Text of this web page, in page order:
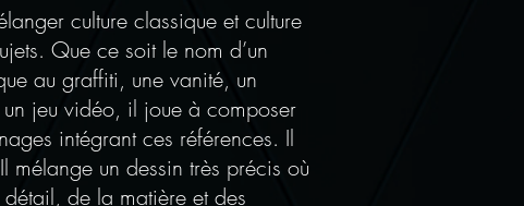
culture classique et culture
Que ce soit le nom d’un
au graffiti, une vanité, un
jeu vidéo, il joue à composer
intégrant ces références. Il
mélange un dessin très précis où
de la matière et des